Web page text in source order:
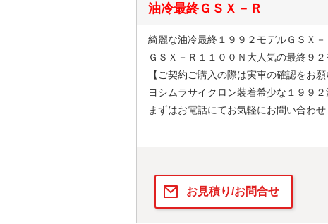
油冷最終ＧＳＸ－Ｒ
綺麗な油冷最終１９９２モデルＧＳＸ
ＧＳＸ－Ｒ１１００Ｎ大人気の最終９
【ご契約ご購入の際は実車の確認をお願
ヨシムラサイクロン装着希少な１９９
まずはお電話にてお気軽にお問い合わ
お見積り/お問合せ